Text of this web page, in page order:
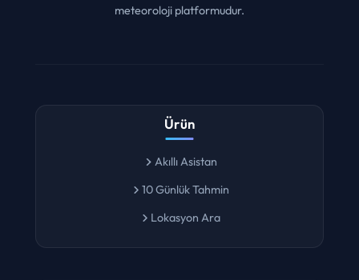
meteoroloji platformudur.
Ürün
Akıllı Asistan
10 Günlük Tahmin
Lokasyon Ara